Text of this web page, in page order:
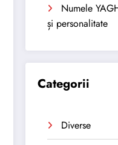
Numele
și personalitate
Categorii
Diverse